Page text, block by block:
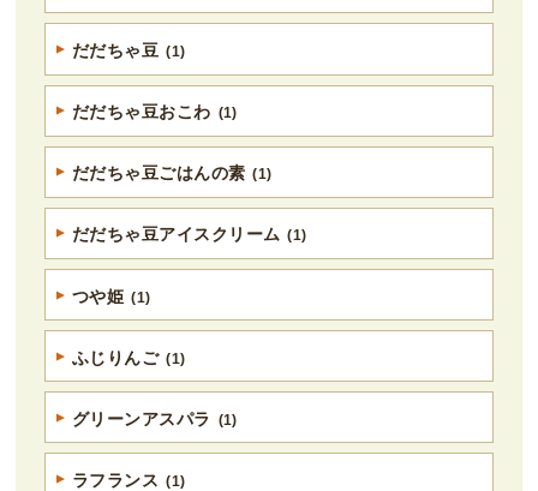
だだちゃ豆 (1)
だだちゃ豆おこわ (1)
だだちゃ豆ごはんの素 (1)
だだちゃ豆アイスクリーム (1)
つや姫 (1)
ふじりんご (1)
グリーンアスパラ (1)
ラフランス (1)